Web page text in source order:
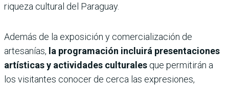
riqueza cultural del Paraguay.
Además de la exposición y comercialización de
artesanías, la programación incluirá presentaciones
artísticas y actividades culturales que permitirán a
los visitantes conocer de cerca las expresiones,